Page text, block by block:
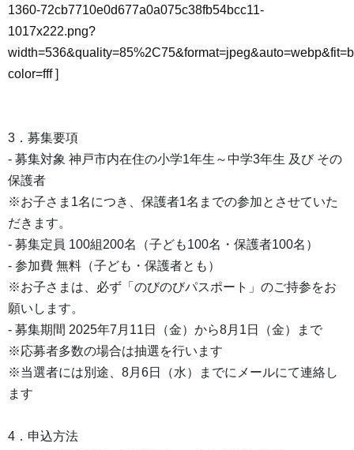
1360-72cb7710e0d677a0a075c38fb54bcc11-
1017x222.png?
color=fff]
3．募集要項
- 募集対象 神戸市内在住の小学1年生～中学3年生 及び その
保護者
※お子さま1名につき、保護者1名までの参加とさせていた
だきます。
- 募集定員 100組200名（子ども100名・保護者100名）
- 参加費 無料（子ども・保護者とも）
※お子さまは、必ず「のびのびパスポート」のご持参をお
願いします。
- 募集期間 2025年7月11日（金）から8月1日（金）まで
※応募者多数の場合は抽選を行います
※当選者には別途、8月6日（水）までにメールにて連絡し
ます
4．申込方法